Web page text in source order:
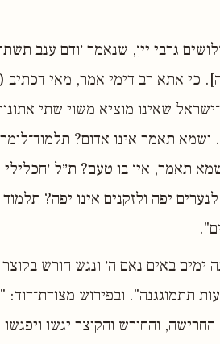
גרבי יין, שנאמר ׳ודם ענב
כי אתא רב דימי אמר, מאי דכתיב
שאינו מוציא משוי שתי
ושמא תאמר אינו אדום?
תאמר, אין בו טעם? ת״ל ׳חכלילי
יפה ולזקנים אינו יפה? תלמוד
באים נאם ה׳ ונגש חורש
תתמוגגנה". ובפירוש מצודת־דוד:
והחורש והקוצר יגשו ויפגשו